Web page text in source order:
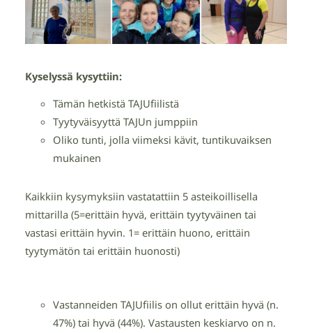
Kyselyssä kysyttiin:
Tämän hetkistä TAJUfiilistä
Tyytyväisyyttä TAJUn jumppiin
Oliko tunti, jolla viimeksi kävit, tuntikuvaiksen
mukainen
Kaikkiin kysymyksiin vastatattiin 5 asteikoillisella
mittarilla (5=erittäin hyvä, erittäin tyytyväinen tai
vastasi erittäin hyvin. 1= erittäin huono, erittäin
tyytymätön tai erittäin huonosti)
Vastanneiden TAJUfiilis on ollut erittäin hyvä (n.
47%) tai hyvä (44%). Vastausten keskiarvo on n.